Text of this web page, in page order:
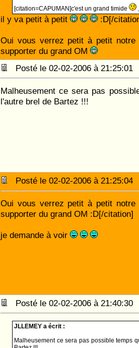
[citation=CAPUMAN]c'est un grand timide
il y va petit à petit :D[/
Oui vous verrez petit à petit
supporter du grand OM
Posté le 02-02-2006 à
Malheusement ce sera pas
l'autre brel de Bartez !!!
Posté le 02-02-2006 à
Oui vous verrez petit à petit
supporter du grand OM :D[/citation]
je demande à voir
Posté le 02-02-2006 à
JLLEMEY a écrit :
Malheusement ce sera pas possible temps